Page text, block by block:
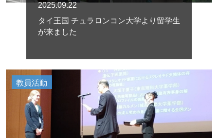
2025.09.22
タイ王国 チュラロンコン大学より留学生
が来ました
教員活動